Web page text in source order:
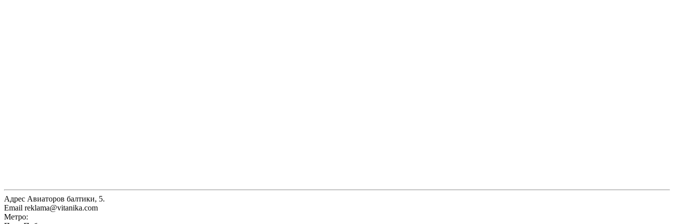
Адрес Авиаторов балтики, 5.
Email reklama@vitanika.com
Метро: